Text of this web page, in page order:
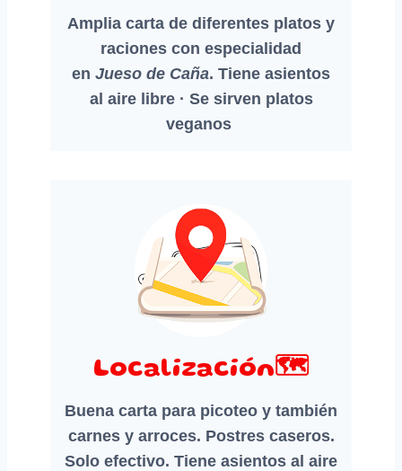
Amplia carta de diferentes platos y
raciones con especialidad
en Jueso de Caña. Tiene asientos
al aire libre · Se sirven platos
veganos
Localización🗺️
Buena carta para picoteo y también
carnes y arroces. Postres caseros.
Solo efectivo. Tiene asientos al aire